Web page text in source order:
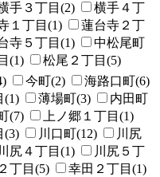
手３丁目(2)
横手４丁
１丁目(1)
蓮台寺２丁
寺５丁目(1)
中松尾町
(1) 松尾２丁目(5)
今町(2)
海路口町(6)
(1) 薄場町(3)
内田町
(7)
上ノ郷１丁目(1)
(3) 川口町(12)
川尻
川尻４丁目(1)
川尻５丁
丁目(5)
幸田２丁目(1)